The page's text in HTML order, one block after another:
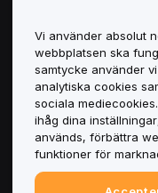
Policy för
för
administration
ESG-
Crypto-
Vi använder absolut
webbplatsen ska
samtycke använder
analytiska cookies
sociala
ihåg dina
används, förbättra
funktioner för